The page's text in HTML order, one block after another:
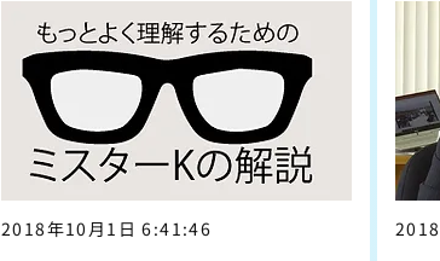
2018年10月1日 6:41:46